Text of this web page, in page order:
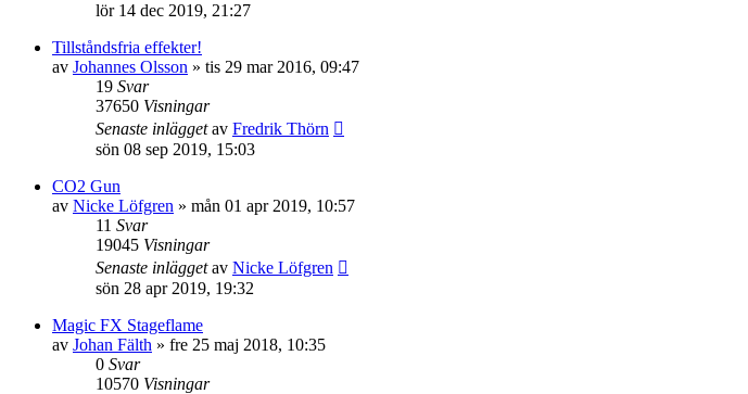
lör 14 dec 2019, 21:27
Tillståndsfria effekter!
av Johannes Olsson » tis 29 mar 2016, 09:47
19 Svar
37650 Visningar
Senaste inläggetav Fredrik Thörn
sön 08 sep 2019, 15:03
CO2 Gun
av Nicke Löfgren » mån 01 apr 2019, 10:57
11 Svar
19045 Visningar
Senaste inläggetav Nicke Löfgren
sön 28 apr 2019, 19:32
Magic FX Stageflame
av Johan Fälth » fre 25 maj 2018, 10:35
0 Svar
10570 Visningar